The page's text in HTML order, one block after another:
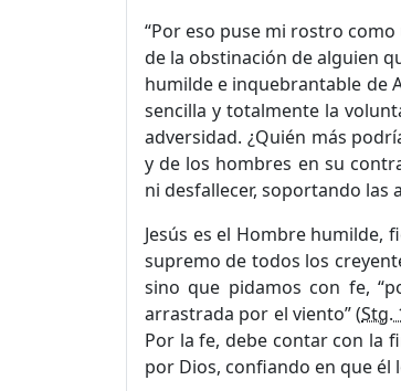
“Por eso puse mi rostro
de la obstinación de alguien
humilde e inquebrantable de
sencilla y totalmente la
adversidad. ¿Quién más
y de los hombres en su
ni desfallecer, soportando las
Jesús es el Hombre humilde,
supremo de todos los
sino que pidamos con fe,
arrastrada por el viento” (Stg.
Por la fe, debe contar con la
por Dios, confiando en que él